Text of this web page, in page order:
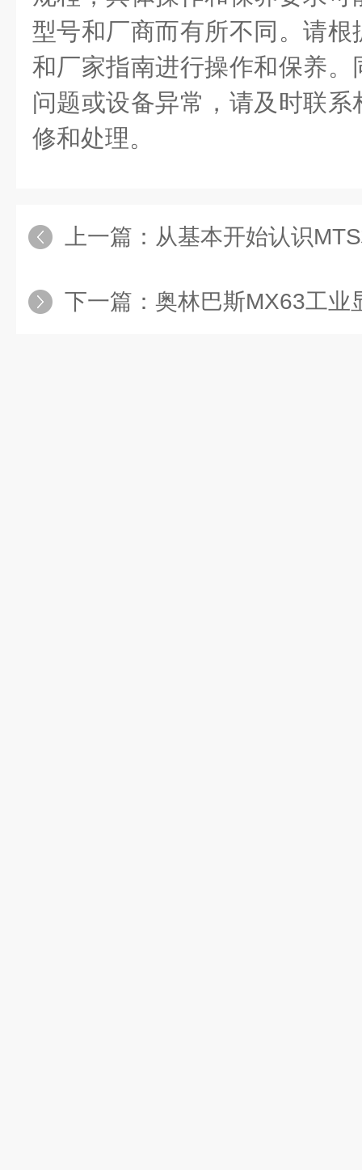
型号和厂商而有所不同。请
和厂家指南进行操作和保养
问题或设备异常，请及时联
修和处理。
上一篇： 从基本开始认识
下一篇： 奥林巴斯MX63工业显